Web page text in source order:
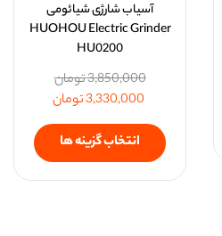
آسیاب شارژی شیائومی
HUOHOU Electric Grinder
HU0200
3,850,000تومان
3,330,000تومان
انتخاب گزینه ها